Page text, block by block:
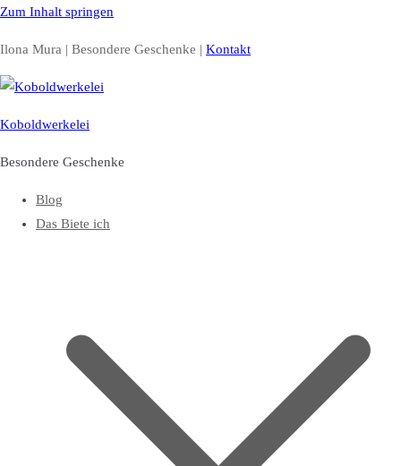
Zum Inhalt springen
Ilona Mura | Besondere Geschenke | Kontakt
Koboldwerkelei
Besondere Geschenke
Blog
Das Biete ich